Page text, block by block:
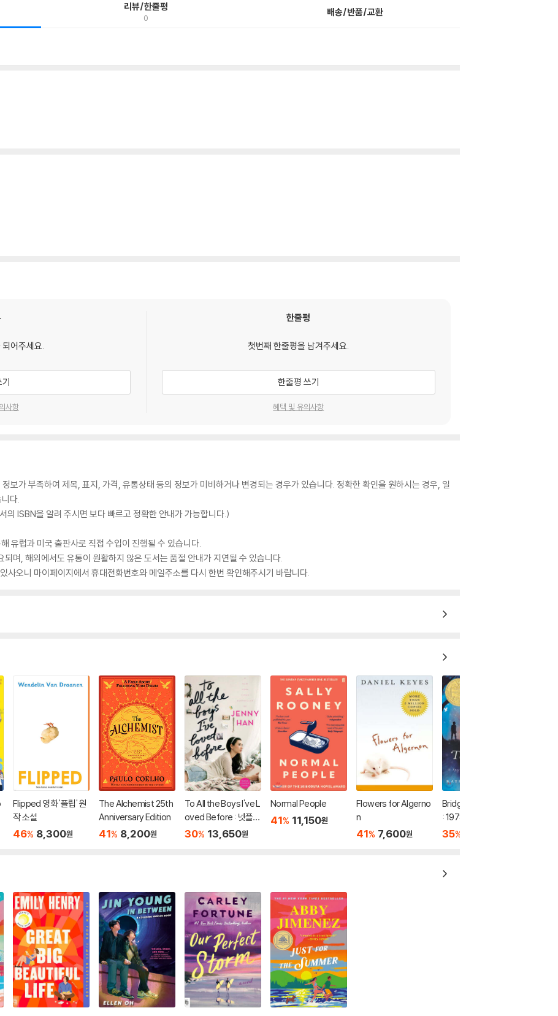
리뷰/한줄평
0 배송/반품/교환
어주세요.
사항
한줄평
첫번째 한줄평을 남겨주세요.
한줄평 쓰기
혜택 및 유의사항
보가 부족하여 제목, 표지, 가격, 유통상태 등의 정보가 미비하거나 변경되는 경우가 있습니다. 정확한 확인을 원하시는 경우, 일
다.
의 ISBN을 알려 주시면 보다 빠르고 정확한 안내가 가능합니다.)
유럽과 미국 출판사로 직접 수입이 진행될 수 있습니다.
며, 해외에서도 유통이 원활하지 않은 도서는 품절 안내가 지연될 수 있습니다.
사오니 마이페이지에서 휴대전화번호와 메일주소를 다시 한번 확인해주시기 바랍니다.
Flipped 영화 '플립' 원
작 소설
46% 8,300원
The Alchemist 25th
Anniversary Edition
41% 8,200원
To All the Boys I've L
oved Before : 넷플릭
스 영화 '내가 사랑했던
30% 13,650원
Normal People
41% 11,150원
Flowers for Algerno
n
41% 7,600원
Bridge to Terabithia
: 1978 뉴베리 수상작
35%